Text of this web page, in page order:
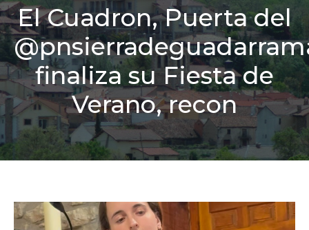
El Cuadron, Puerta del
finaliza su Fiesta de
Verano, recon